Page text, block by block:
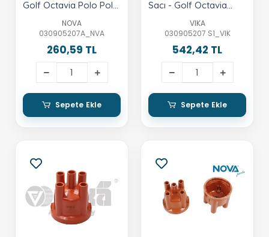
Golf Octavia Polo Polo
NOVA
030905207A_NVA
260,59 TL
Sepete Ekle
Sacı - Golf Octavia
Aee-Alm
VIKA
030905207 S1_VIK
542,42 TL
Sepete Ekle